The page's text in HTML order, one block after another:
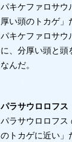
パキケファロサウ
厚い頭のトカゲ」
パキケファロサウ
に、分厚い頭と
なんだ。
パラサウロロフス
パラサウロロフス
のトカゲに近い」